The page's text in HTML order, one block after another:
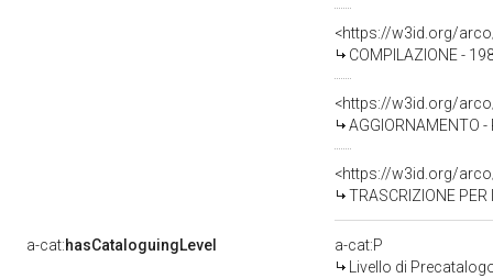
<https://w3id.org/
COMPILAZIONE -
<https://w3id.org/
AGGIORNAMENTO
<https://w3id.org/
TRASCRIZIONE
a-cat:hasCataloguingLevel
a-cat:P
Livello di